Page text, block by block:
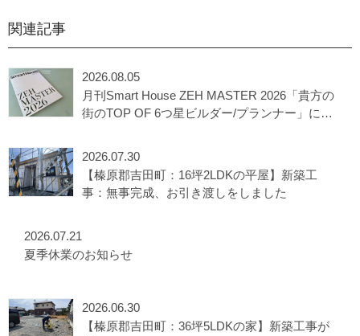
関連記事
2026.08.05
月刊Smart House ZEH MASTER 2026「貴方の
街のTOP OF 6つ星ビルダー/プランナー」に選
2026.07.30
【榛原郡吉田町：16坪2LDKの平屋】新築工
事：無事完成、お引き渡しをしました
2026.07.21
夏季休業のお知らせ
2026.06.30
【榛原郡吉田町：36坪5LDKの家】新築工事が